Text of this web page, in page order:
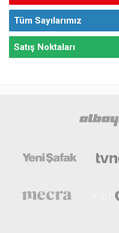
Tüm Sayılarımız
Satış Noktaları